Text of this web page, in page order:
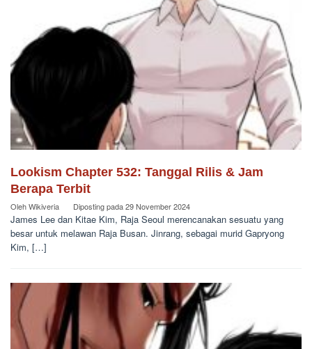
Lookism Chapter 532: Tanggal Rilis & Jam
Berapa Terbit
OlehWikiveria Diposting pada29 November 2024
James Lee dan Kitae Kim, Raja Seoul merencanakan sesuatu yang
besar untuk melawan Raja Busan. Jinrang, sebagai murid Gapryong
Kim, […]